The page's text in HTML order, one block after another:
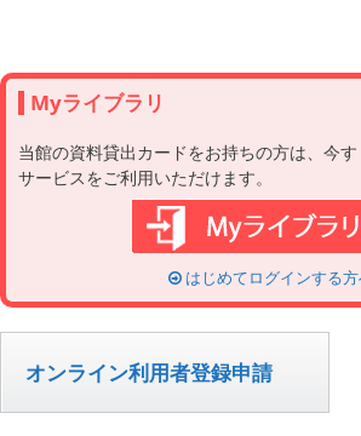
Myライブラリ
当館の資料貸出カードをお持ちの方は、今
サービスをご利用いただけます。
はじめてログインする
オンライン利用者登録申請